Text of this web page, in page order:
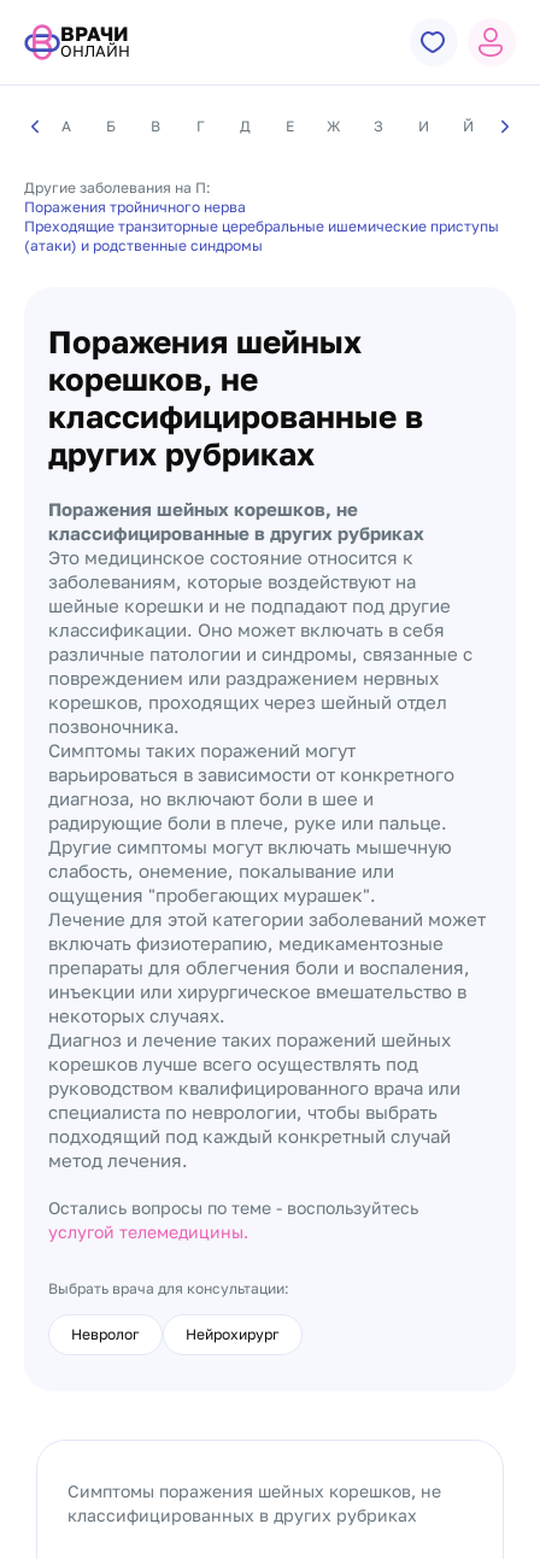
ВРАЧИ
ОНЛАЙН
А Б В Г Д Е Ж З И Й К
Другие заболевания на П:
Поражения тройничного нерва
Преходящие транзиторные церебральные ишемические приступы
(атаки) и родственные синдромы
Поражения шейных
корешков, не
классифицированные в
других рубриках
Поражения шейных корешков, не
классифицированные в других рубриках
Это медицинское состояние относится к
заболеваниям, которые воздействуют на
шейные корешки и не подпадают под другие
классификации. Оно может включать в себя
различные патологии и синдромы, связанные с
повреждением или раздражением нервных
корешков, проходящих через шейный отдел
позвоночника.
Симптомы таких поражений могут
варьироваться в зависимости от конкретного
диагноза, но включают боли в шее и
радирующие боли в плече, руке или пальце.
Другие симптомы могут включать мышечную
слабость, онемение, покалывание или
ощущения "пробегающих мурашек".
Лечение для этой категории заболеваний может
включать физиотерапию, медикаментозные
препараты для облегчения боли и воспаления,
инъекции или хирургическое вмешательство в
некоторых случаях.
Диагноз и лечение таких поражений шейных
корешков лучше всего осуществлять под
руководством квалифицированного врача или
специалиста по неврологии, чтобы выбрать
подходящий под каждый конкретный случай
метод лечения.
Остались вопросы по теме - воспользуйтесь
услугой телемедицины.
Выбрать врача для консультации:
Невролог Нейрохирург
Симптомы поражения шейных корешков, не
классифицированных в других рубриках